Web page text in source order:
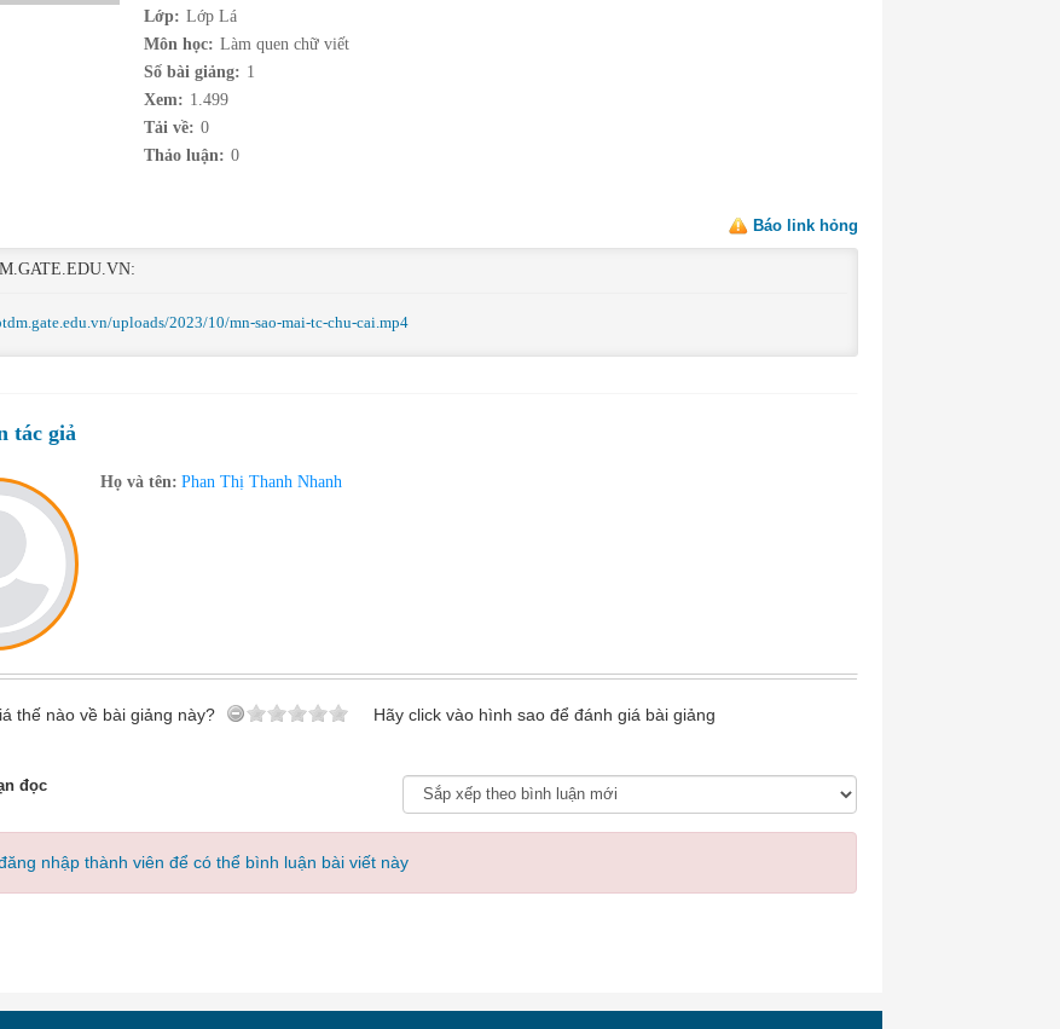
Lớp: Lớp Lá
Môn học: Làm quen chữ viết
Số bài giảng: 1
Xem: 1.499
Tải về: 0
Thảo luận: 0
Báo link hỏng
uploads/2023/10/mn-sao-mai-tc-chu-cai.mp4
tác giả
Họ và tên: Phan Thị Thanh Nhanh
thế nào về bài giảng này? Hãy click vào hình sao để đánh giá bài giảng
đọc
nhập thành viên để có thể bình luận bài viết này